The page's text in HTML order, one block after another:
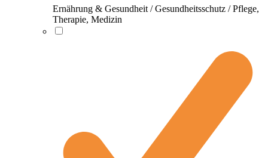
Ernährung & Gesundheit / Gesundheitsschutz / Pflege,
Therapie, Medizin